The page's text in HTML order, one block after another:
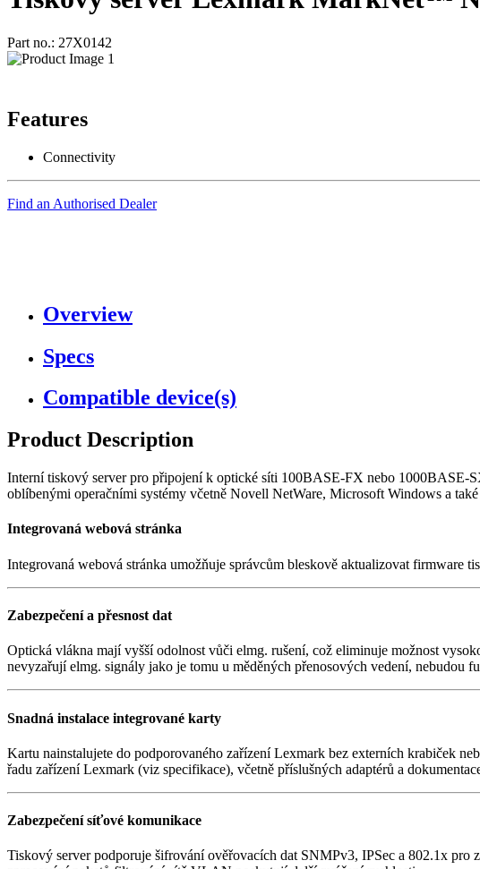
Part no.: 27X0142
Features
Connectivity
Find an Authorised Dealer
Overview
Specs
Compatible device(s)
Product Description
Interní tiskový server pro připojení k optické síti 100BASE-FX nebo 1000BASE-
oblíbenými operačními systémy včetně Novell NetWare, Microsoft Windows a
Integrovaná webová stránka
Integrovaná webová stránka umožňuje správcům bleskově aktualizovat firmware
Zabezpečení a přesnost dat
Optická vlákna mají vyšší odolnost vůči elmg. rušení, což eliminuje možnost
nevyzařují elmg. signály jako je tomu u měděných přenosových vedení, nebudou
Snadná instalace integrované karty
Kartu nainstalujete do podporovaného zařízení Lexmark bez externích krabiček
řadu zařízení Lexmark (viz specifikace), včetně příslušných adaptérů a
Zabezpečení síťové komunikace
Tiskový server podporuje šifrování ověřovacích dat SNMPv3, IPSec a 802.1x